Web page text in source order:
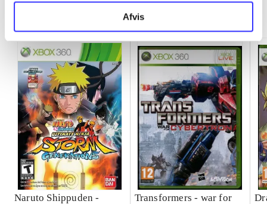
Afvis
Minder om
Naruto Shippuden -
Transformers - war for